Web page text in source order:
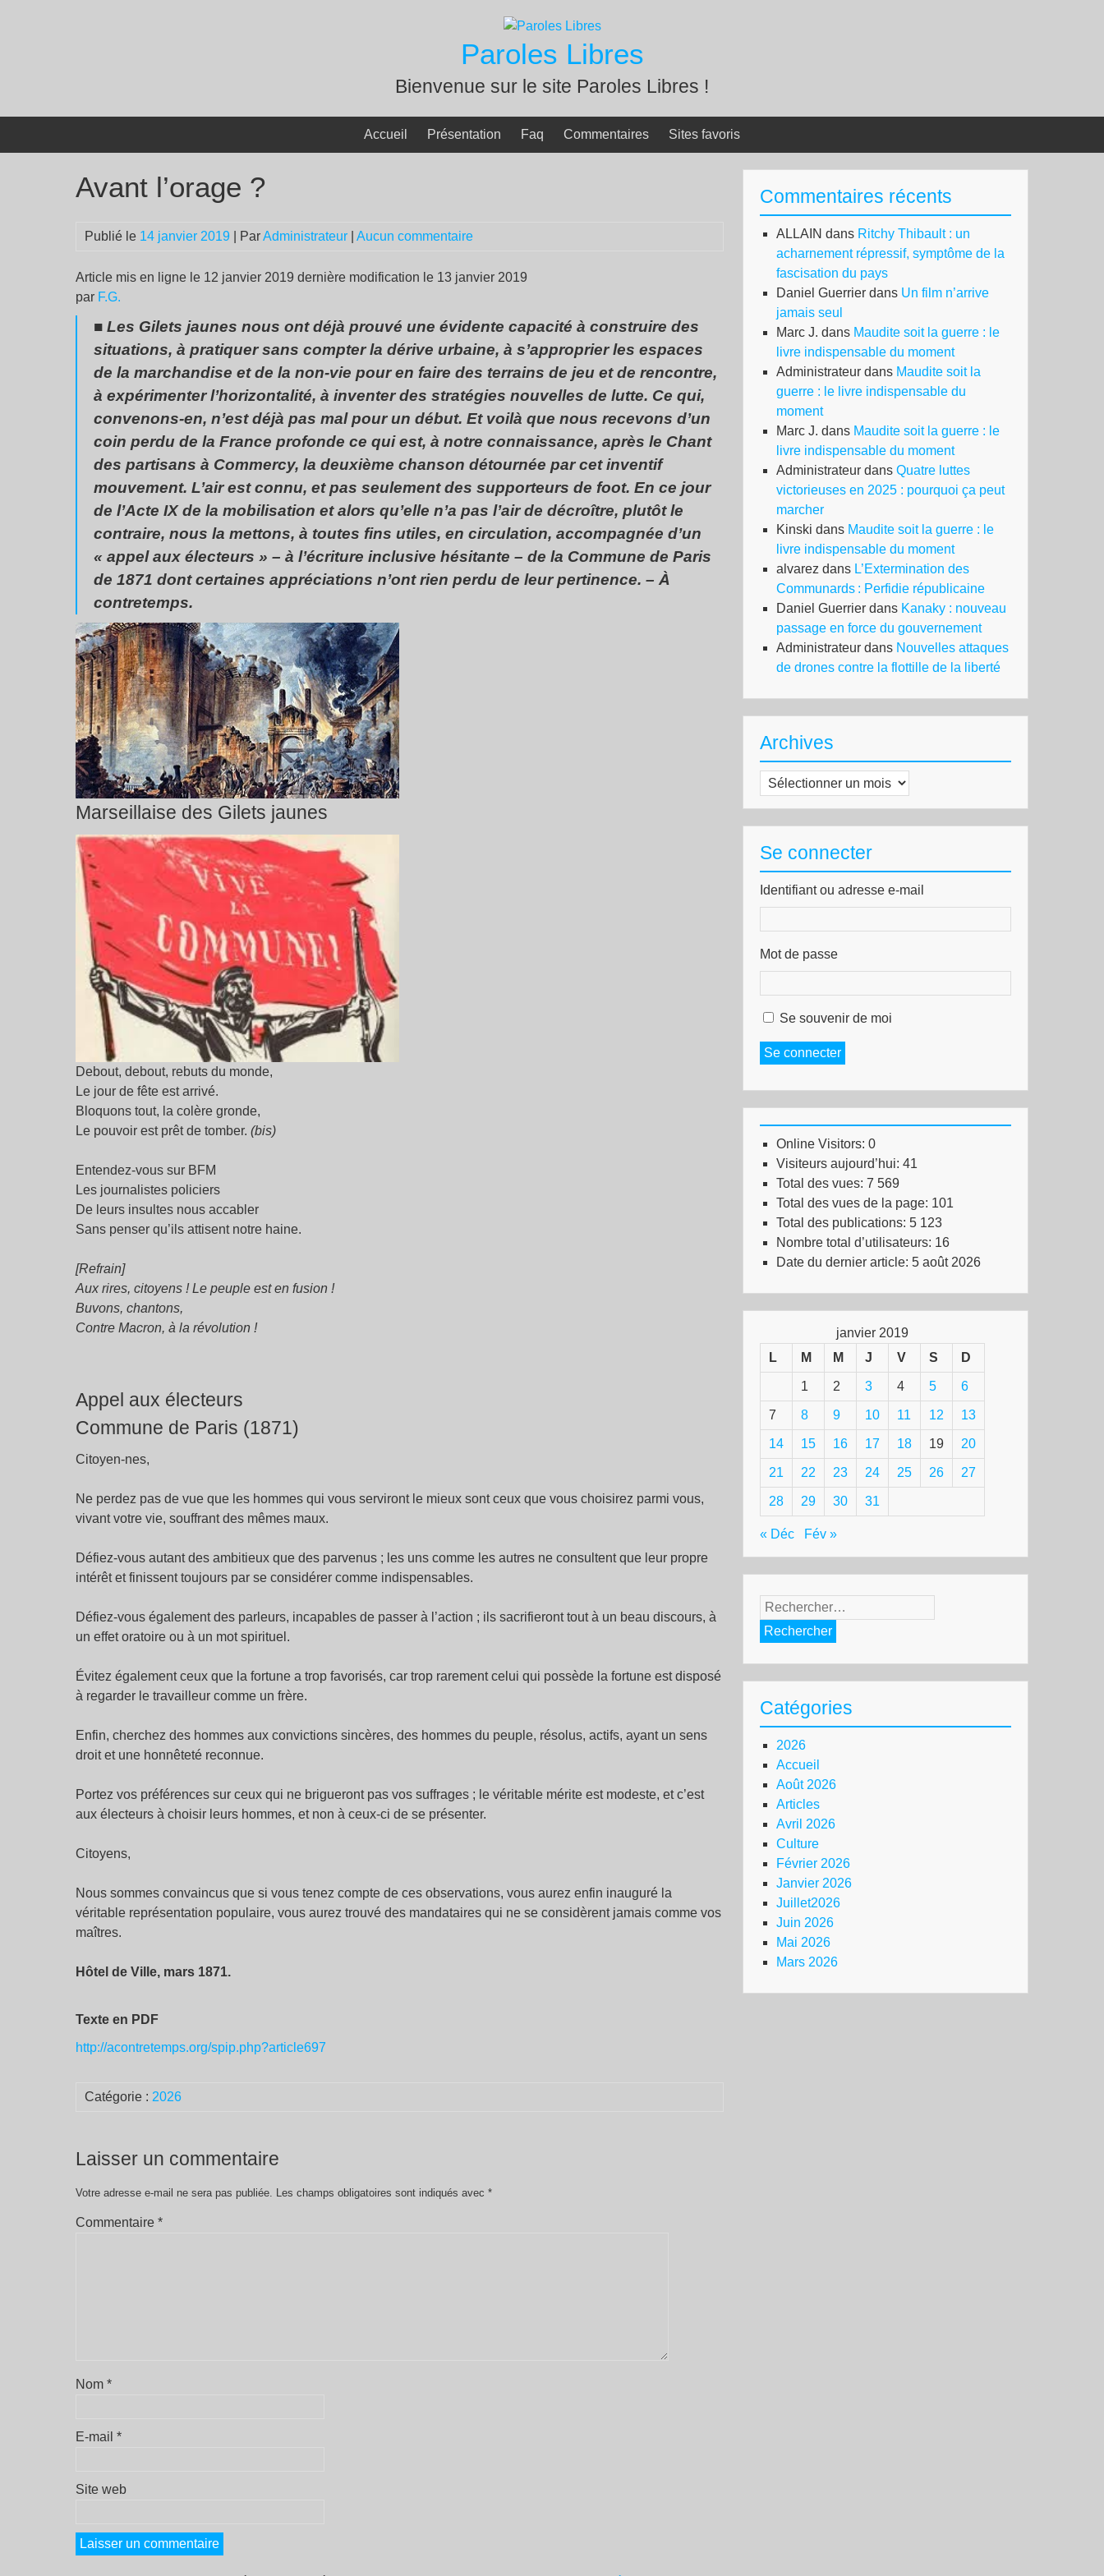
Paroles Libres
Bienvenue sur le site Paroles Libres !
Accueil Présentation Faq Commentaires Sites favoris
Avant l’orage ?
Publié le 14 janvier 2019 | ParAdministrateur Aucun commentaire
Article mis en ligne le 12 janvier 2019 dernière modification le 13 janvier 2019
par F.G.
■ Les Gilets jaunes nous ont déjà prouvé une évidente capacité à construire des
situations, à pratiquer sans compter la dérive urbaine, à s’approprier les espaces
de la marchandise et de la non-vie pour en faire des terrains de jeu et de rencontre,
à expérimenter l’horizontalité, à inventer des stratégies nouvelles de lutte. Ce qui,
convenons-en, n’est déjà pas mal pour un début. Et voilà que nous recevons d’un
coin perdu de la France profonde ce qui est, à notre connaissance, après le Chant
des partisans à Commercy, la deuxième chanson détournée par cet inventif
mouvement. L’air est connu, et pas seulement des supporteurs de foot. En ce jour
de l’Acte IX de la mobilisation et alors qu’elle n’a pas l’air de décroître, plutôt le
contraire, nous la mettons, à toutes fins utiles, en circulation, accompagnée d’un
« appel aux électeurs » – à l’écriture inclusive hésitante – de la Commune de Paris
de 1871 dont certaines appréciations n’ont rien perdu de leur pertinence. – À
contretemps.
Marseillaise des Gilets jaunes
Debout, debout, rebuts du monde,
Le jour de fête est arrivé.
Bloquons tout, la colère gronde,
Le pouvoir est prêt de tomber. (bis)
Entendez-vous sur BFM
Les journalistes policiers
De leurs insultes nous accabler
Sans penser qu’ils attisent notre haine.
[Refrain]
Aux rires, citoyens ! Le peuple est en fusion !
Buvons, chantons,
Contre Macron, à la révolution !
Appel aux électeurs
Commune de Paris (1871)
Citoyen-nes,
Ne perdez pas de vue que les hommes qui vous serviront le mieux sont ceux que vous choisirez parmi vous,
vivant votre vie, souffrant des mêmes maux.
Défiez-vous autant des ambitieux que des parvenus ; les uns comme les autres ne consultent que leur propre
intérêt et finissent toujours par se considérer comme indispensables.
Défiez-vous également des parleurs, incapables de passer à l’action ; ils sacrifieront tout à un beau discours, à
un effet oratoire ou à un mot spirituel.
Évitez également ceux que la fortune a trop favorisés, car trop rarement celui qui possède la fortune est disposé
à regarder le travailleur comme un frère.
Enfin, cherchez des hommes aux convictions sincères, des hommes du peuple, résolus, actifs, ayant un sens
droit et une honnêteté reconnue.
Portez vos préférences sur ceux qui ne brigueront pas vos suffrages ; le véritable mérite est modeste, et c’est
aux électeurs à choisir leurs hommes, et non à ceux-ci de se présenter.
Citoyens,
Nous sommes convaincus que si vous tenez compte de ces observations, vous aurez enfin inauguré la
véritable représentation populaire, vous aurez trouvé des mandataires qui ne se considèrent jamais comme vos
maîtres.
Hôtel de Ville, mars 1871.
Texte en PDF
http://acontretemps.org/spip.php?article697
Catégorie : 2026
Laisser un commentaire
Votre adresse e-mail ne sera pas publiée. Les champs obligatoires sont indiqués avec *
Commentaire *
Nom *
E-mail *
Site web
Commentaires récents
ALLAIN dans Ritchy Thibault : un
acharnement répressif, symptôme de la
fascisation du pays
Daniel Guerrier dans Un film n’arrive
jamais seul
Marc J. dans Maudite soit la guerre : le
livre indispensable du moment
Administrateur dans Maudite soit la
guerre : le livre indispensable du
moment
Marc J. dans Maudite soit la guerre : le
livre indispensable du moment
Administrateur dans Quatre luttes
victorieuses en 2025 : pourquoi ça peut
marcher
Kinski dans Maudite soit la guerre : le
livre indispensable du moment
alvarez dans L’Extermination des
Communards : Perfidie républicaine
Daniel Guerrier dans Kanaky : nouveau
passage en force du gouvernement
Administrateur dans Nouvelles attaques
de drones contre la flottille de la liberté
Archives
Archives
Se connecter
Identifiant ou adresse e-mail
Mot de passe
Se souvenir de moi
Se connecter
Online Visitors: 0
Visiteurs aujourd’hui: 41
Total des vues: 7 569
Total des vues de la page: 101
Total des publications: 5 123
Nombre total d’utilisateurs: 16
Date du dernier article: 5 août 2026
janvier 2019
L
M M J V S D
1 2 3 4 5 6
7 8 9 10 11 12 13
14 15 16 17 18 19 20
21 22 23 24 25 26 27
28 29 30 31
« Déc Fév »
Rechercher :
Catégories
2026
Accueil
Août 2026
Articles
Avril 2026
Culture
Février 2026
Janvier 2026
Juillet2026
Juin 2026
Mai 2026
Mars 2026